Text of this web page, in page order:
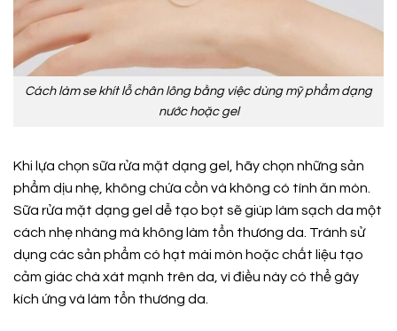
Cách làm se khít lỗ chân lông bằng việc dùng mỹ phẩm dạng
nước hoặc gel
Khi lựa chọn sữa rửa mặt dạng gel, hãy chọn những sản
phẩm dịu nhẹ, không chứa cồn và không có tính ăn mòn.
Sữa rửa mặt dạng gel dễ tạo bọt sẽ giúp làm sạch da một
cách nhẹ nhàng mà không làm tổn thương da. Tránh sử
dụng các sản phẩm có hạt mài mòn hoặc chất liệu tạo
cảm giác chà xát mạnh trên da, vì điều này có thể gây
kích ứng và làm tổn thương da.